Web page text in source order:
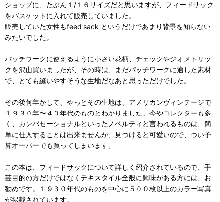
ショップに、たぶん１/１６サイズだと思いますが、フィードサック
をバスケットに入れて販売していました。
販売していた女性もfeed sack というだけであまり背景を知らない
みたいでした。
パッチワークに使えるように小さい花柄、チェックやジオメトリッ
クを沢山買いましたが、その時は、まだパッチワークに適した素材
で、とても縫いやすそうな生地だなあと思っただけでした。
その後何年かして、やっとその生地は、アメリカンヴィンテージで
１９３０年〜４０年代のものとわかりました。今やコレクターも多
く、カンバセーショナルといったノベルティと言われるものは、簡
単に仕入することは出来ませんが、見つけると可愛いので、つい予
算オーバーでも買ってしまいます。
この本は、フィードサックについて詳しく紹介されているので、手
芸目的の方だけではなくテキスタイル全般に興味がある方には、お
勧めです。１９３０年代のものを中心に５００枚以上のカラー写真
が掲載されています。